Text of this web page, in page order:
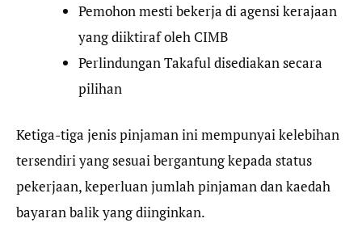
Pemohon mesti bekerja di agensi kerajaan
yang diiktiraf oleh CIMB
Perlindungan Takaful disediakan secara
pilihan
Ketiga-tiga jenis pinjaman ini mempunyai kelebihan
tersendiri yang sesuai bergantung kepada status
pekerjaan, keperluan jumlah pinjaman dan kaedah
bayaran balik yang diinginkan.